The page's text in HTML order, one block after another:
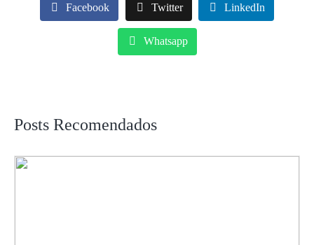
Facebook Twitter LinkedIn
Whatsapp
Posts Recomendados